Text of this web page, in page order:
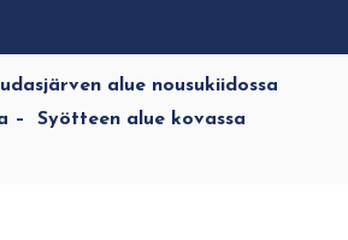
alue nousukiidossa
– Syötteen alue kovassa